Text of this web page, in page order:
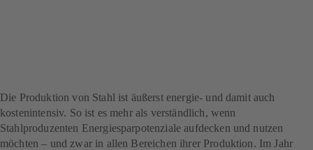
Die Produktion von Stahl ist äußerst energie- und damit auch
kostenintensiv. So ist es mehr als verständlich, wenn
Stahlproduzenten Energiesparpotenziale aufdecken und nutzen
möchten – und zwar in allen Bereichen ihrer Produktion. Im Jahr